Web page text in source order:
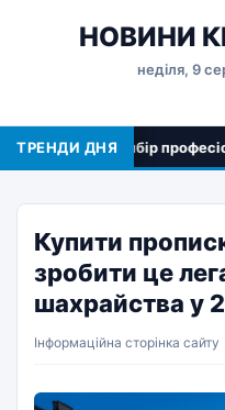
НОВИНИ
неділя, 9
ТРЕНДИ ДНЯ
та вибір професіоналів
Купити
зробити це
шахрайства у
Інформаційна сторінка сайту